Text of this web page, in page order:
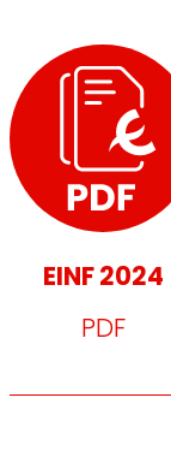
EINF 2024
PDF